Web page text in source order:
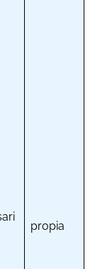
propia